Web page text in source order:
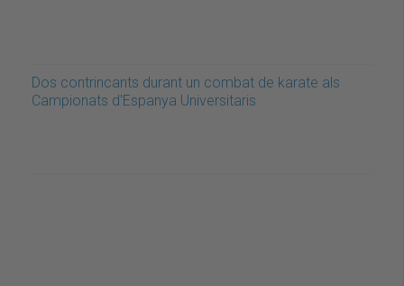
Dos contrincants durant un combat de karate als
Campionats d'Espanya Universitaris